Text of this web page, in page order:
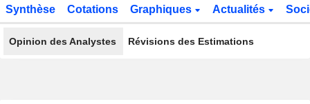
Synthèse Cotations Graphiques Actualités
Opinion des Analystes Révisions des Estimations